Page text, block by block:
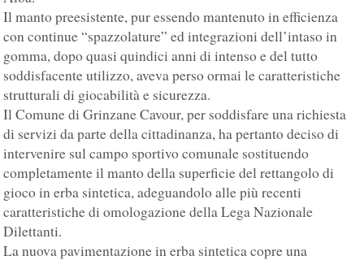
Il manto preesistente, pur essendo mantenuto in efficienza
con continue “spazzolature” ed integrazioni dell’intaso in
gomma, dopo quasi quindici anni di intenso e del tutto
soddisfacente utilizzo, aveva perso ormai le caratteristiche
strutturali di giocabilità e sicurezza.
Il Comune di Grinzane Cavour, per soddisfare una richiesta
di servizi da parte della cittadinanza, ha pertanto deciso di
intervenire sul campo sportivo comunale sostituendo
completamente il manto della superficie del rettangolo di
gioco in erba sintetica, adeguandolo alle più recenti
caratteristiche di omologazione della Lega Nazionale
Dilettanti.
La nuova pavimentazione in erba sintetica copre una